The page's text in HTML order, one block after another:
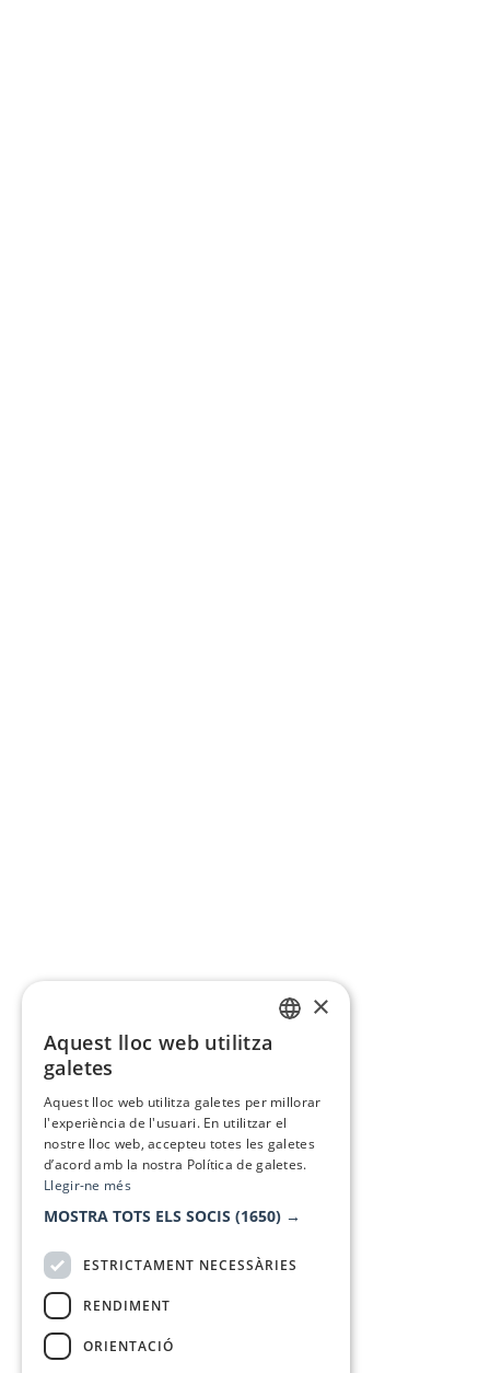
×
Aquest lloc web utilitza
galetes
Aquest lloc web utilitza galetes per millorar
l'experiència de l'usuari. En utilitzar el
nostre lloc web, accepteu totes les galetes
d’acord amb la nostra Política de galetes.
Llegir-ne més
MOSTRA TOTS ELS SOCIS (1650) →
ESTRICTAMENT NECESSÀRIES
RENDIMENT
ORIENTACIÓ